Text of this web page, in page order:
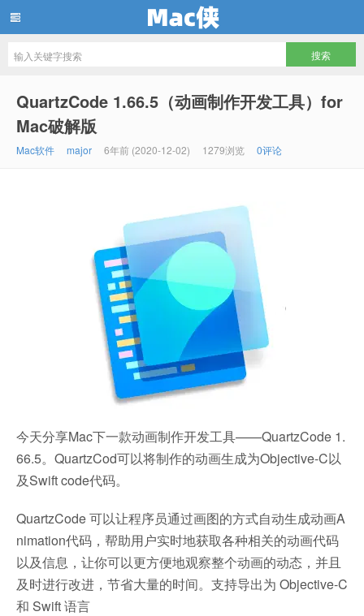
QuartzCode 1.66.5（动画制作开发工具）for
Mac破解版
Mac软件 major 6年前 (2020-12-02) 1279浏览 0评论
今天分享Mac下一款动画制作开发工具——QuartzCode 1.
66.5。QuartzCod可以将制作的动画生成为Objective-C以
及Swift code代码。
QuartzCode 可以让程序员通过画图的方式自动生成动画A
nimation代码，帮助用户实时地获取各种相关的动画代码
以及信息，让你可以更方便地观察整个动画的动态，并且
及时进行改进，节省大量的时间。支持导出为 Objective-C
和 Swift 语言